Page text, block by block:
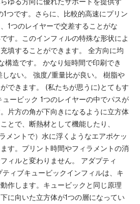
つです。さらに、比較的高速にプリン
1つのレイヤーで交差することがな
す。このインフィルの特殊な形状によ
填することができます。 全方向に均
構造です。 かなり短時間で印刷でき
しない。 強度/重量比が良い。 樹脂や
できます。 (私たちが思うに)とてもす
ービック 1つのレイヤーの中でパスが
片方の角が下向きになるように立方体
とで、断熱材として機能したり、
メントで）水に浮くようなエアポケッ
す。プリント時間やフィラメントの消
ィルと変わりません。 アダプティ
ィブキュービックインフィルは、キ
作します。キュービックと同じ原理
に向いた立方体が1つの層になってい